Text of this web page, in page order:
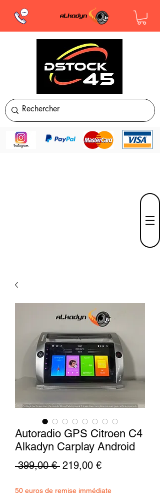
Autoradio GPS Citroen C4
Alkadyn Carplay Android
399,00 € Standardpreis
219,00 €Sale-
50 euros de remise immédiate